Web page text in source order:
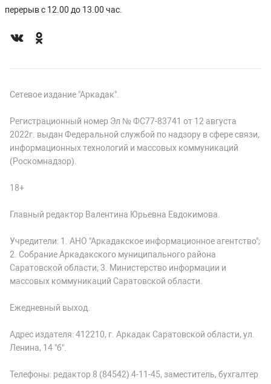
перерыв с 12.00 до 13.00 час.
Сетевое издание "Аркадак".
Регистрационный номер Эл № ФС77-83741 от 12 августа
2022г. выдан Федеральной службой по надзору в сфере связи,
информационных технологий и массовых коммуникаций
(Роскомнадзор).
18+
Главный редактор Валентина Юрьевна Евдокимова.
Учредители: 1. АНО "Аркадакское информационное агентство";
2. Собрание Аркадакского муниципального района
Саратовской области; 3. Министерство информации и
массовых коммуникаций Саратовской области.
Ежедневный выход.
Адрес издателя: 412210, г. Аркадак Саратовской области, ул.
Ленина, 14 "б".
Телефоны: редактор 8 (84542) 4-11-45, заместитель, бухгалтер